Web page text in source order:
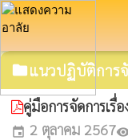
folderแนวปฏิบัติการ
คู่มือการจัดการเรื่
event 2 ตุลาคม 2567